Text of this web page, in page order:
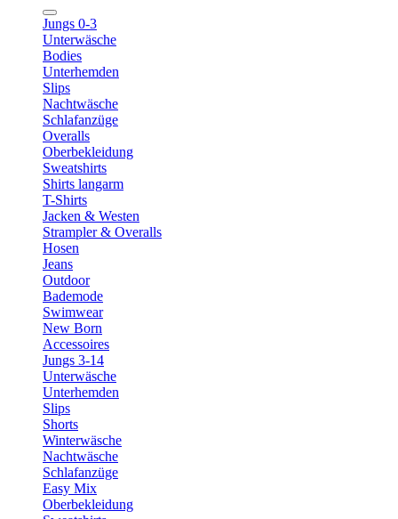
Jungs 0-3
Unterwäsche
Bodies
Unterhemden
Slips
Nachtwäsche
Schlafanzüge
Overalls
Oberbekleidung
Sweatshirts
Shirts langarm
T-Shirts
Jacken & Westen
Strampler & Overalls
Hosen
Jeans
Outdoor
Bademode
Swimwear
New Born
Accessoires
Jungs 3-14
Unterwäsche
Unterhemden
Slips
Shorts
Winterwäsche
Nachtwäsche
Schlafanzüge
Easy Mix
Oberbekleidung